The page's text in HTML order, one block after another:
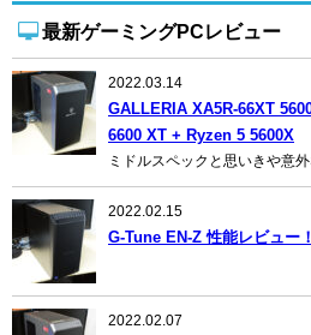
最新ゲーミングPCレビュー
2022.03.14
GALLERIA XA5R-66XT
6600 XT + Ryzen 5 5600X
ミドルスペックと思いきや意外
2022.02.15
G-Tune EN-Z 性能レビュー
2022.02.07